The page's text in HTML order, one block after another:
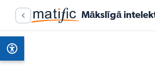
Mākslīgā